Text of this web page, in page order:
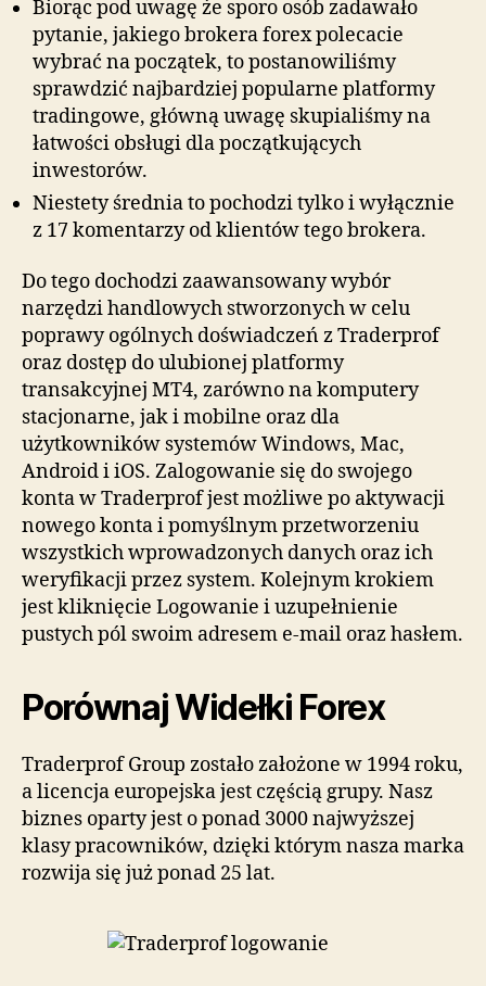
Biorąc pod uwagę że sporo osób zadawało
pytanie, jakiego brokera forex polecacie
wybrać na początek, to postanowiliśmy
sprawdzić najbardziej popularne platformy
tradingowe, główną uwagę skupialiśmy na
łatwości obsługi dla początkujących
inwestorów.
Niestety średnia to pochodzi tylko i wyłącznie
z 17 komentarzy od klientów tego brokera.
Do tego dochodzi zaawansowany wybór
narzędzi handlowych stworzonych w celu
poprawy ogólnych doświadczeń z Traderprof
oraz dostęp do ulubionej platformy
transakcyjnej MT4, zarówno na komputery
stacjonarne, jak i mobilne oraz dla
użytkowników systemów Windows, Mac,
Android i iOS. Zalogowanie się do swojego
konta w Traderprof jest możliwe po aktywacji
nowego konta i pomyślnym przetworzeniu
wszystkich wprowadzonych danych oraz ich
weryfikacji przez system. Kolejnym krokiem
jest kliknięcie Logowanie i uzupełnienie
pustych pól swoim adresem e-mail oraz hasłem.
Porównaj Widełki Forex
Traderprof Group zostało założone w 1994 roku,
a licencja europejska jest częścią grupy. Nasz
biznes oparty jest o ponad 3000 najwyższej
klasy pracowników, dzięki którym nasza marka
rozwija się już ponad 25 lat.